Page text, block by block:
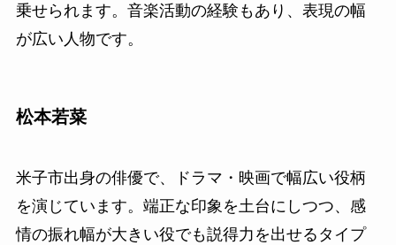
乗せられます。音楽活動の経験もあり、表現の幅
が広い人物です。
松本若菜
米子市出身の俳優で、ドラマ・映画で幅広い役柄
を演じています。端正な印象を土台にしつつ、感
情の振れ幅が大きい役でも説得力を出せるタイプ